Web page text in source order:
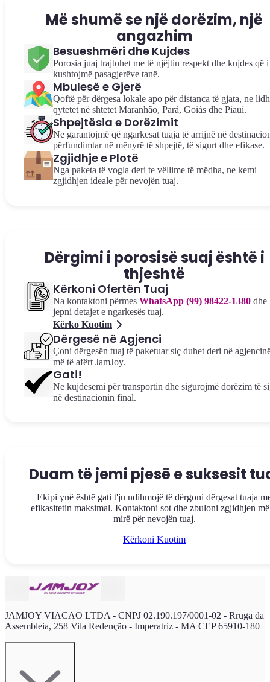
Më shumë se një dorëzim, një
angazhim
Besueshmëri dhe Kujdes
Porosia juaj trajtohet me të njëjtin respekt dhe kujdes që i
kushtojmë pasagjerëve tanë.
Mbulesë e Gjerë
Qoftë për dërgesa lokale apo për distanca të gjata, ne
qytetet në shtetet Maranhão, Pará, Goiás dhe Piauí.
Shpejtësia e Dorëzimit
Ne garantojmë që ngarkesat tuaja të arrijnë në
përfundimtar në mënyrë të shpejtë, të sigurt dhe efikase.
Zgjidhje e Plotë
Nga paketa të vogla deri te vëllime të mëdha, ne kemi
zgjidhjen ideale për nevojën tuaj.
Dërgimi i porosisë suaj është i
thjeshtë
Kërkoni Ofertën Tuaj
Na kontaktoni përmes WhatsApp (99) 98422-1380 dhe
jepni detajet e ngarkesës tuaj.
Kërko Kuotim
Dërgesë në Agjenci
Çoni dërgesën tuaj të paketuar siç duhet deri në
më të afërt JamJoy.
Gati!
Ne kujdesemi për transportin dhe sigurojmë dorëzim të
në destinacionin final.
Duam të jemi pjesë e suksesit
Ekipi ynë është gati t'ju ndihmojë të dërgoni dërgesat tuaja
efikasitetin maksimal. Kontaktoni sot dhe zbuloni zgjidhjen
mirë për nevojën tuaj.
Kërkoni Kuotim
JAMJOY VIACAO LTDA - CNPJ 02.190.197/0001-02 - Rruga da
Assembleia, 258 Vila Redenção - Imperatriz - MA CEP 65910-180